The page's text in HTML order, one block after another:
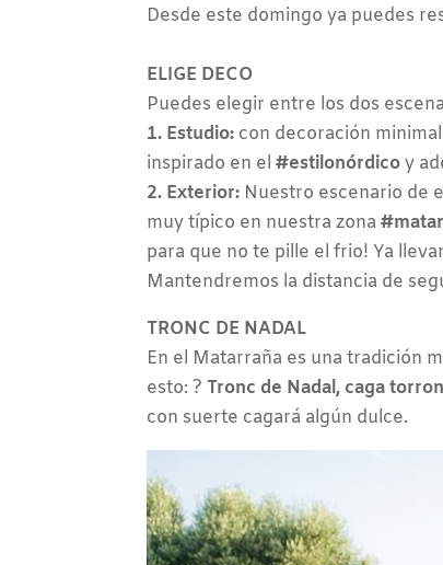
Desde este domingo ya puedes
ELIGE DECO
Puedes elegir entre los dos
1. Estudio: con decoración
inspirado en el#estilonórdicoy
2. Exterior: Nuestro escenario de
muy típico en nuestra zona
para que no te pille el frio! Ya
Mantendremos la distancia de
TRONC DE NADAL
En el Matarraña es una tradición
esto: ? Tronc de Nadal, caga
con suerte cagará algún dulce.